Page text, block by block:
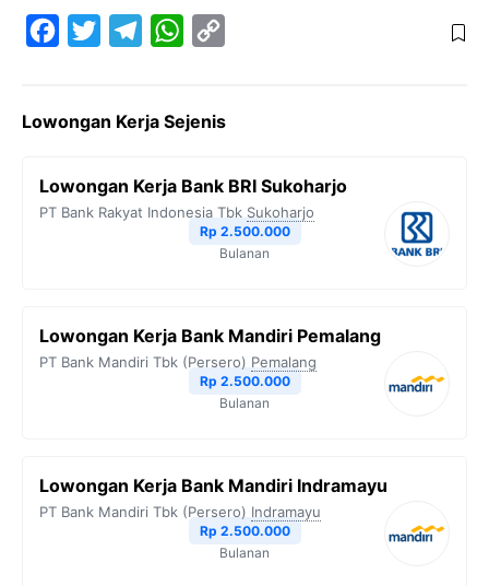
e
o
t
e
e
r
W
t
A
y
n
k
Lowongan Kerja Sejenis
Lowongan Kerja Bank BRI Sukoharjo
PT Bank Rakyat Indonesia Tbk Sukoharjo
Rp 2.500.000
Bulanan
Lowongan Kerja Bank Mandiri Pemalang
PT Bank Mandiri Tbk (Persero) Pemalang
Rp 2.500.000
Bulanan
Lowongan Kerja Bank Mandiri Indramayu
PT Bank Mandiri Tbk (Persero) Indramayu
Rp 2.500.000
Bulanan